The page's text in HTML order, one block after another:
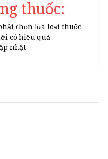
thuốc:
chọn lựa loại thuốc
có hiệu quả
nhật